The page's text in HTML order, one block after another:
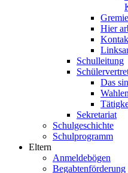
Hier
Schulleitung
Das
Sekretariat
Schulgeschichte
Schulprogramm
Eltern
Anmeldebögen
Begabtenförderung